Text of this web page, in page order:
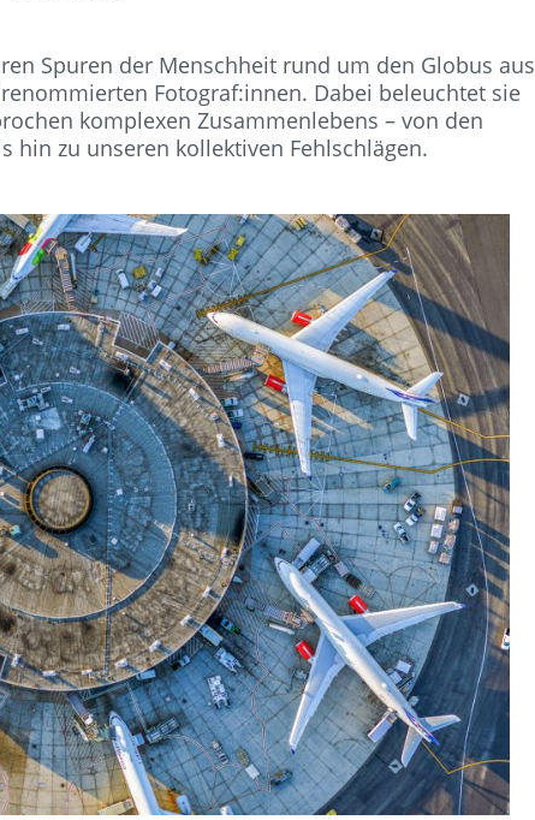
Spuren der Menschheit rund um den Globus aus
Fotograf:innen. Dabei beleuchtet sie
komplexen Zusammenlebens – von den
hin zu unseren kollektiven Fehlschlägen.